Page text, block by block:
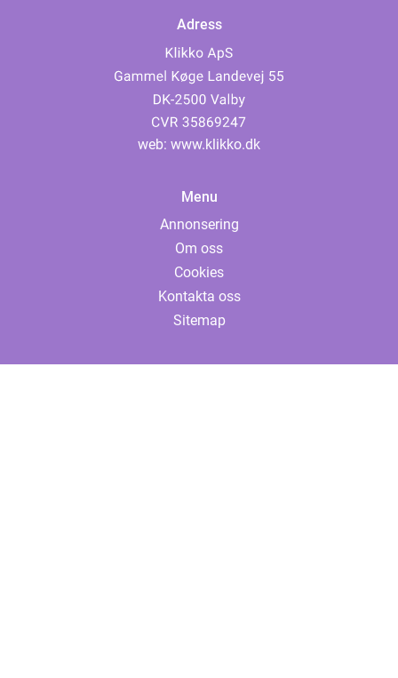
Adress
web: www.klikko.dk
Menu
Annonsering
Om oss
Cookies
Kontakta oss
Sitemap